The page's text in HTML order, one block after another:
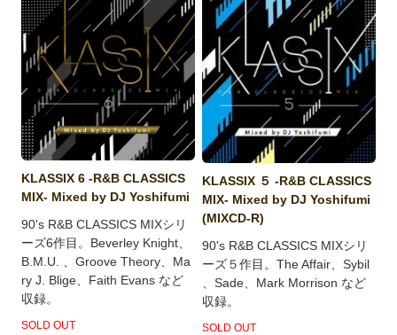
KLASSIX 6 -R&B CLASSICS
MIX- Mixed by DJ Yoshifumi
90's R&B CLASSICS MIXシリ
ーズ6作目。Beverley Knight、
B.M.U. 、Groove Theory、Ma
ry J. Blige、Faith Evans など
収録。
SOLD OUT
KLASSIX ５ -R&B CLASSICS
MIX- Mixed by DJ Yoshifumi
(MIXCD-R)
90's R&B CLASSICS MIXシリ
ーズ５作目。The Affair、Sybil
、Sade、Mark Morrison など
収録。
SOLD OUT